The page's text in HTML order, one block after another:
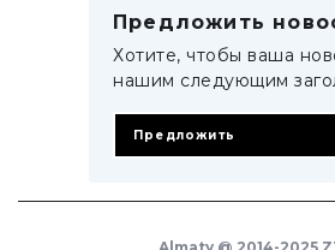
Предложить
Хотите, чтобы ваша
нашим следующим
Предложить